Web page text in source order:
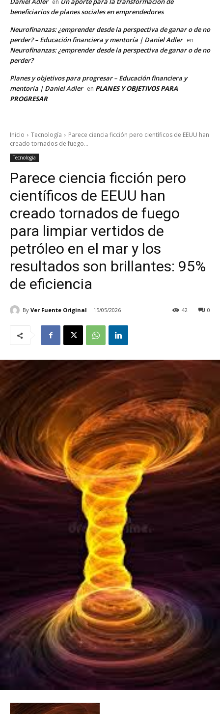
beneficiarios de planes sociales en emprendedores
Neurofinanzas: ¿emprender desde la perspectiva de ganar o de no
perder? – Educación financiera y mentoría | Daniel Adler en
Neurofinanzas: ¿emprender desde la perspectiva de ganar o de no
perder?
Planes y objetivos para progresar – Educación financiera y
mentoría | Daniel Adler en PLANES Y OBJETIVOS PARA
PROGRESAR